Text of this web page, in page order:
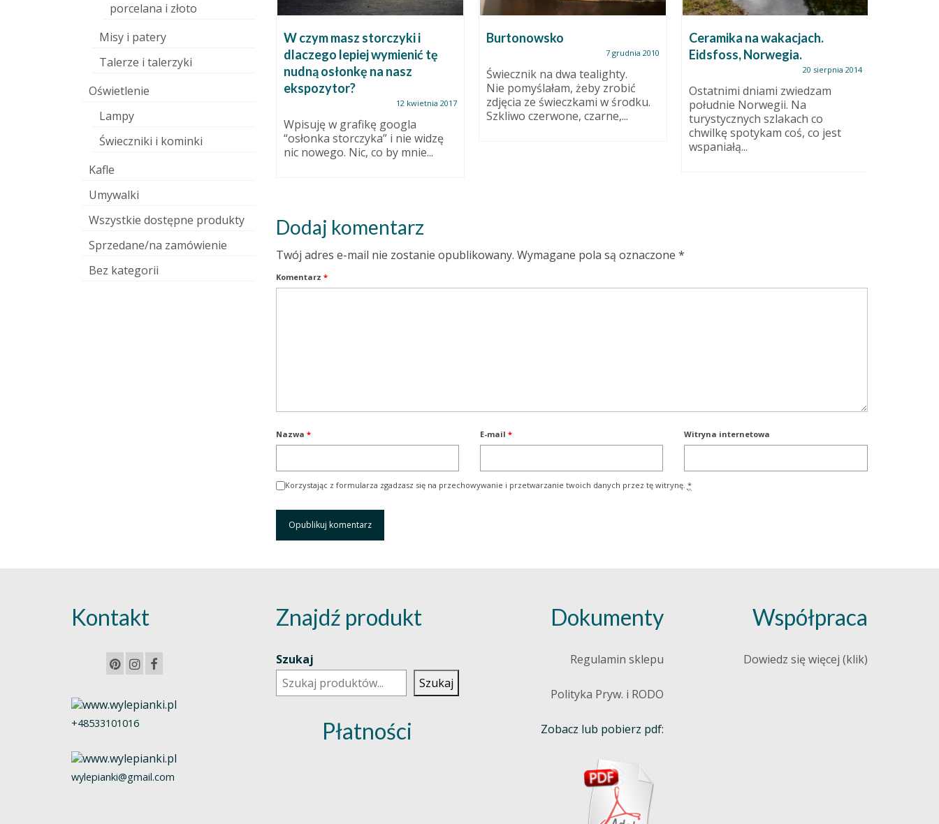
Jak koszenie trawy wyzwala
moc twórczą, czyli
obrazoburczo o pasjach.
publikacji w internecie ma
przyszłość! Nie wszyscy chodzą
na skróty oczekując zamiast...
W czym masz storczyki i
dlaczego lepiej wymienić tę
nudną osłonkę na nasz
ekspozytor?
12 kwietnia 2017
Wpisuję w grafikę googla
“osłonka storczyka” i nie widzę
nic nowego. Nic, co by mnie...
Burtonowsko
7 grudnia 2010
Świecznik na dwa tealighty.
Nie pomyślałam, żeby zrobić
zdjęcia ze świeczkami w środku.
Szkliwo czerwone, czarne,...
Ceramika na wakacjach.
Eidsfoss, Norwegia.
20 sierpnia 2014
Ostatnimi dniami zwiedzam
południe Norwegii. Na
turystycznych szlakach co
chwilkę spotykam coś, co jest
wspaniałą...
Dodaj komentarz
Twój adres e-mail nie zostanie opublikowany. Wymagane pola są oznaczone *
Komentarz *
Nazwa * E-mail * Witryna internetowa
Korzystając z formularza zgadzasz się na przechowywanie i przetwarzanie twoich danych przez tę witrynę. *
porcelana i złoto
Misy i patery
Talerze i talerzyki
Oświetlenie
Lampy
Świeczniki i kominki
Kafle
Umywalki
Wszystkie dostępne produkty
Sprzedane/na zamówienie
Bez kategorii
Kontakt
+48533101016
wylepianki@gmail.com
Znajdź produkt
Szukaj
Szukaj
Płatności
Dokumenty
Regulamin sklepu
Polityka Pryw. i RODO
Zobacz lub pobierz pdf:
Współpraca
Dowiedz się więcej (klik)